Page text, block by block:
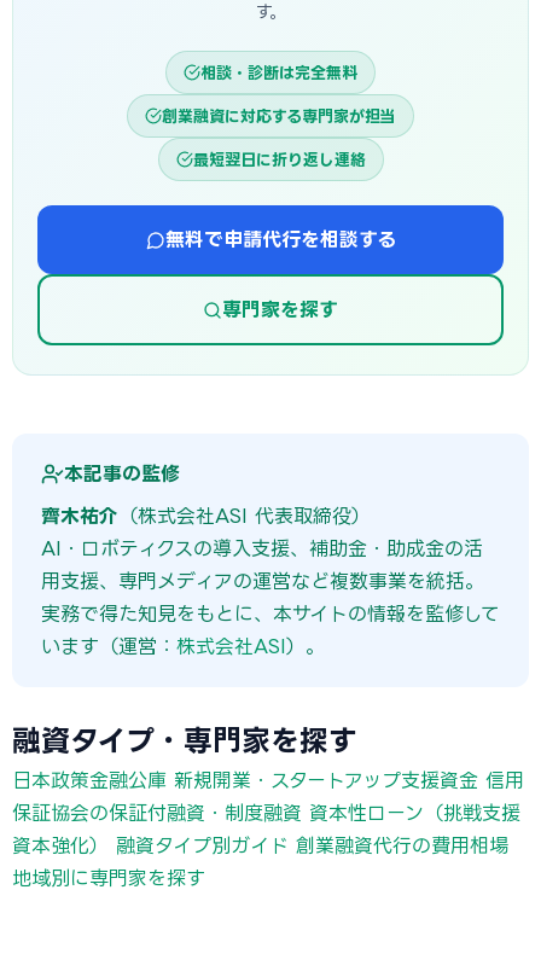
す。
相談・診断は完全無料
創業融資に対応する専門家が担当
最短翌日に折り返し連絡
無料で申請代行を相談する
専門家を探す
本記事の監修
齊木祐介 （株式会社ASI 代表取締役）
AI・ロボティクスの導入支援、補助金・助成金の活
用支援、専門メディアの運営など複数事業を統括。
実務で得た知見をもとに、本サイトの情報を監修して
います（運営： 株式会社ASI）。
融資タイプ・専門家を探す
日本政策金融公庫 新規開業・スタートアップ支援資金 信用
保証協会の保証付融資・制度融資 資本性ローン（挑戦支援
資本強化）
融資タイプ別ガイド 創業融資代行の費用相場
地域別に専門家を探す